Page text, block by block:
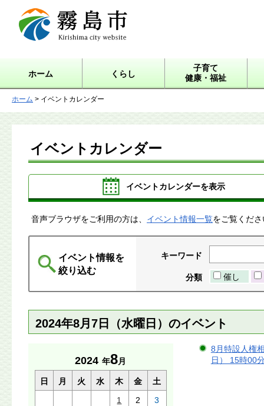
霧島市 Kirishima city
website
ホーム くらし
子育て
健康・福祉
ホーム > イベントカレンダー
イベントカレンダー
イベントカレンダーを表示
音声ブラウザをご利用の方は、 イベント情報一覧をご覧くだ
イベント情報を
絞り込む
キーワード
分類 催し
2024年8月7日（水曜日）のイベント
2024 年8月
日 月 火 水 木 金
土
1
2 3
8月特設人権
日） 15時00